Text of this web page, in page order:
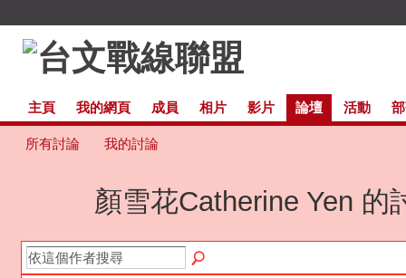
主頁 我的網頁 成員 相片 影片 論壇 活動
所有討論 我的討論
顏雪花Catherine Yen 的